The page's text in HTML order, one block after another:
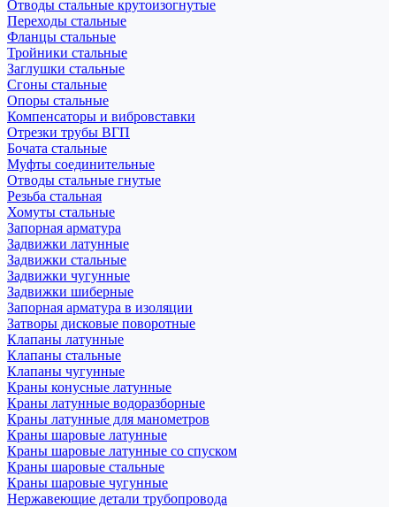
Отводы стальные крутоизогнутые
Переходы стальные
Фланцы стальные
Тройники стальные
Заглушки стальные
Сгоны стальные
Опоры стальные
Компенсаторы и вибровставки
Отрезки трубы ВГП
Бочата стальные
Муфты соединительные
Отводы стальные гнутые
Резьба стальная
Хомуты стальные
Запорная арматура
Задвижки латунные
Задвижки стальные
Задвижки чугунные
Задвижки шиберные
Запорная арматура в изоляции
Затворы дисковые поворотные
Клапаны латунные
Клапаны стальные
Клапаны чугунные
Краны конусные латунные
Краны латунные водоразборные
Краны латунные для манометров
Краны шаровые латунные
Краны шаровые латунные со спуском
Краны шаровые стальные
Краны шаровые чугунные
Нержавеющие детали трубопровода